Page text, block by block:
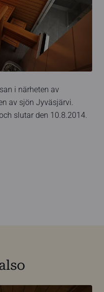
i närheten av
av sjön Jyväsjärvi.
slutar den 10.8.2014.